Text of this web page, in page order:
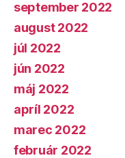
september 2022
august 2022
júl 2022
jún 2022
máj 2022
apríl 2022
marec 2022
február 2022